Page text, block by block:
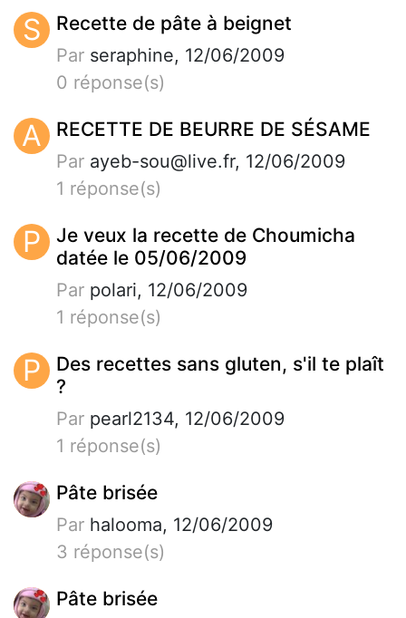
S Recette de pâte à beignet
Par seraphine, 12/06/2009
0 réponse(s)
A RECETTE DE BEURRE DE SÉSAME
Par ayeb-sou@live.fr, 12/06/2009
1 réponse(s)
P
Je veux la recette de Choumicha
datée le 05/06/2009
Par polari, 12/06/2009
1 réponse(s)
P
Des recettes sans gluten, s'il te plaît
?
Par pearl2134, 12/06/2009
1 réponse(s)
Pâte brisée
Par halooma, 12/06/2009
3 réponse(s)
Pâte brisée